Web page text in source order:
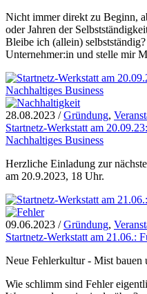
Nicht immer direkt zu Beginn,
oder Jahren der
Bleibe ich (allein)
Unternehmer:in und stelle mir
28.08.2023 /Gründung,
Startnetz-Werkstatt am
Nachhaltiges Business
Herzliche Einladung zur
am 20.9.2023, 18 Uhr.
09.06.2023 /Gründung,
Startnetz-Werkstatt am 21.06.:
Neue Fehlerkultur - Mist bauen
Wie schlimm sind Fehler